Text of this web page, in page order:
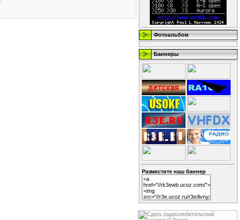
Фотоальбом
Баннеры
Разместите наш баннер